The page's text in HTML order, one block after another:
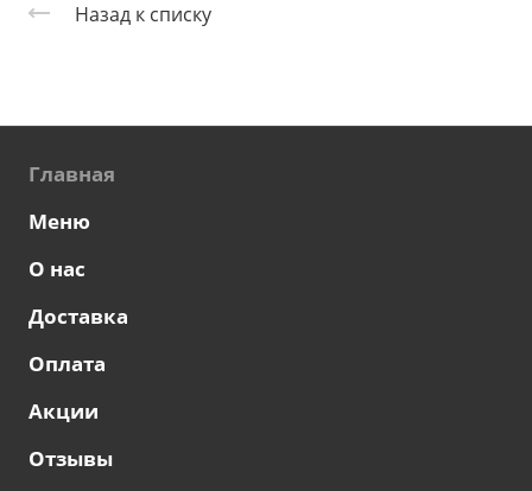
Назад к списку
Главная
Меню
О нас
Доставка
Оплата
Акции
Отзывы